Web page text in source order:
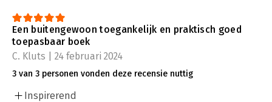
Een buitengewoon toegankelijk en praktisch goed
toepasbaar boek
C. Kluts | 24 februari 2024
3 van 3 personen vonden deze recensie nuttig
Inspirerend